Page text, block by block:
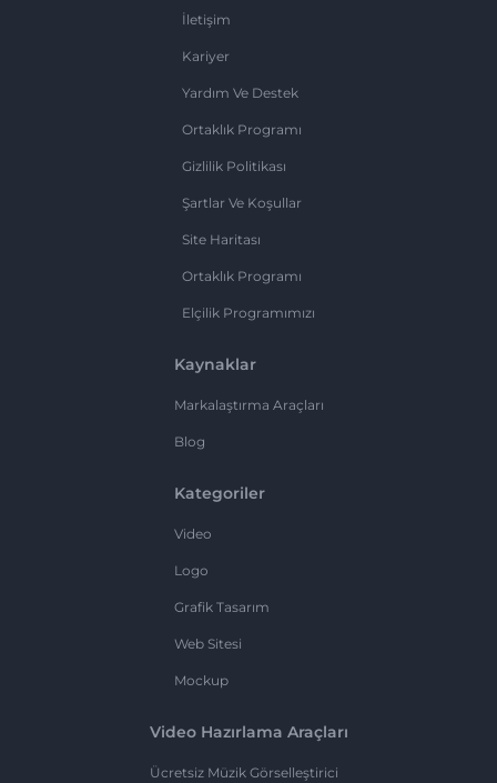
İletişim
Kariyer
Yardım Ve Destek
Ortaklık Programı
Gizlilik Politikası
Şartlar Ve Koşullar
Site Haritası
Ortaklık Programı
Elçilik Programımızı
Kaynaklar
Markalaştırma Araçları
Blog
Kategoriler
Video
Logo
Grafik Tasarım
Web Sitesi
Mockup
Video Hazırlama Araçları
Ücretsiz Müzik Görselleştirici